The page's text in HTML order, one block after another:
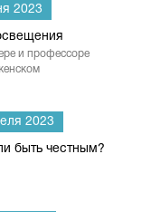
2023
и профессоре
2023
быть честным?